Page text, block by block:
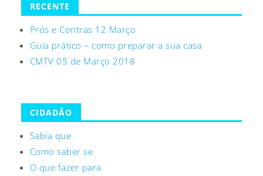
RECENTE
Prós e Contras 12 Março
Guia prático – como preparar a sua casa
CMTV 05 de Março 2018
CIDADÃO
Sabia que
Como saber se
O que fazer para